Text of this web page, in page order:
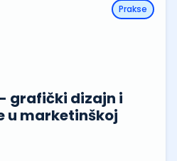
Prakse
grafički dizajn i
u marketinškoj